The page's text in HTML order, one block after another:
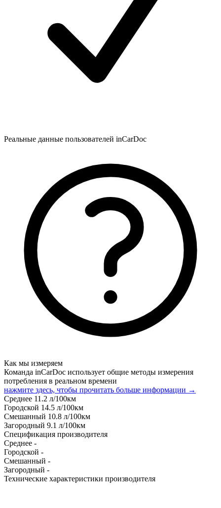
Реальные данные пользователей inCarDoc
Как мы измеряем
Команда inCarDoc использует общие методы измерения
потребления в реальном времени
нажмите здесь, чтобы прочитать больше информации →
Среднее 11.2 л/100км
Городской 14.5 л/100км
Смешанный 10.8 л/100км
Загородный 9.1 л/100км
Спецификация производителя
Среднее -
Городской -
Смешанный -
Загородный -
Технические характеристики производителя